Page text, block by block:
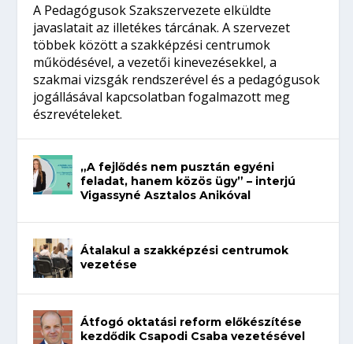
A Pedagógusok Szakszervezete elküldte
javaslatait az illetékes tárcának. A szervezet
többek között a szakképzési centrumok
működésével, a vezetői kinevezésekkel, a
szakmai vizsgák rendszerével és a pedagógusok
jogállásával kapcsolatban fogalmazott meg
észrevételeket.
„A fejlődés nem pusztán egyéni
feladat, hanem közös ügy” – interjú
Vigassyné Asztalos Anikóval
Átalakul a szakképzési centrumok
vezetése
Átfogó oktatási reform előkészítése
kezdődik Csapodi Csaba vezetésével